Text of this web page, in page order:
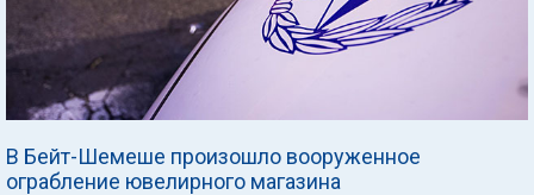
В Бейт-Шемеше произошло вооруженное
ограбление ювелирного магазина